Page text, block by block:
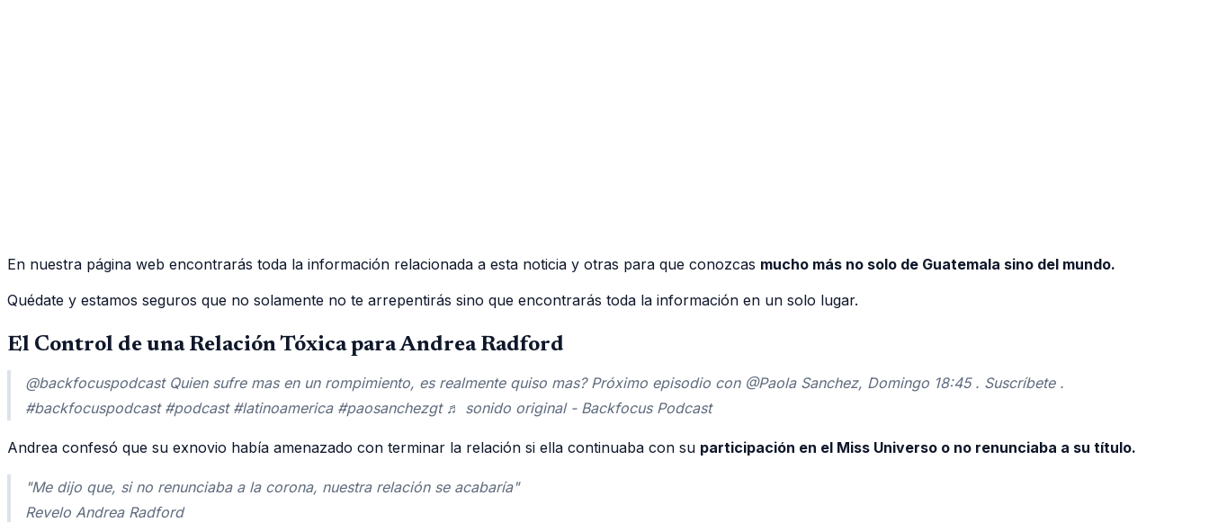
En nuestra página web encontrarás toda la información relacionada a esta noticia y otras para que conozcas mucho más no solo de Guatemala sino del mundo.
Quédate y estamos seguros que no solamente no te arrepentirás sino que encontrarás toda la información en un solo lugar.
El Control de una Relación Tóxica para Andrea Radford
@backfocuspodcast Quien sufre mas en un rompimiento, es realmente quiso mas? Próximo episodio con @Paola Sanchez, Domingo 18:45 . Suscríbete .
#backfocuspodcast #podcast #latinoamerica #paosanchezgt ♬ sonido original - Backfocus Podcast
Andrea confesó que su exnovio había amenazado con terminar la relación si ella continuaba con su participación en el Miss Universo o no renunciaba a su título.
"Me dijo que, si no renunciaba a la corona, nuestra relación se acabaría"
Revelo Andrea Radford